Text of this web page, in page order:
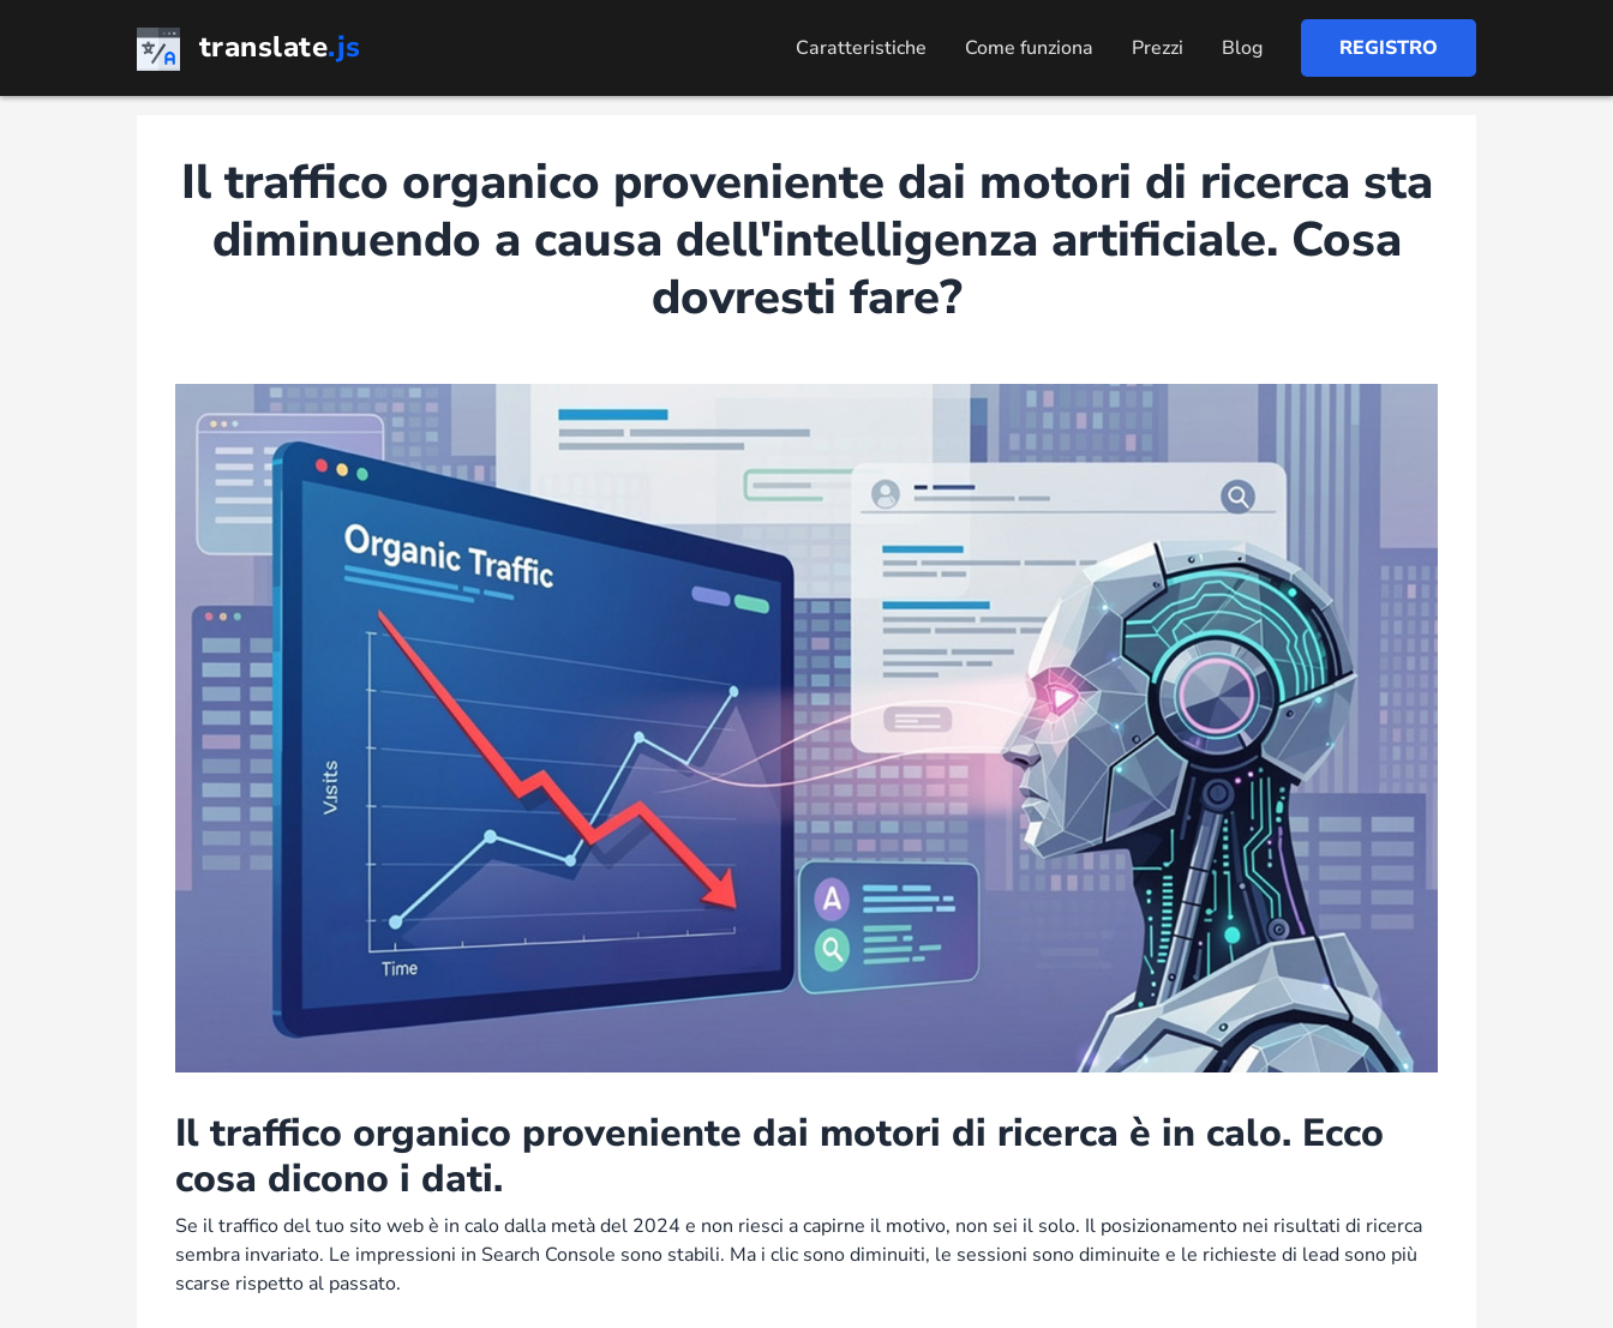
translate.js Caratteristiche Come funziona Prezzi Blog REGISTRO
Il traffico organico proveniente dai motori di ricerca sta
diminuendo a causa dell'intelligenza artificiale. Cosa
dovresti fare?
Il traffico organico proveniente dai motori di ricerca è in calo. Ecco
cosa dicono i dati.
Se il traffico del tuo sito web è in calo dalla metà del 2024 e non riesci a capirne il motivo, non sei il solo. Il posizionamento nei risultati di ricerca
sembra invariato. Le impressioni in Search Console sono stabili. Ma i clic sono diminuiti, le sessioni sono diminuite e le richieste di lead sono più
scarse rispetto al passato.